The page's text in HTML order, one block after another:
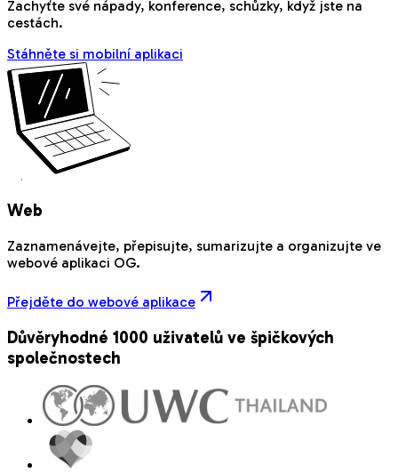
Zachyťte své nápady, konference, schůzky, když jste na
cestách.
Stáhněte si mobilní aplikaci
Web
Zaznamenávejte, přepisujte, sumarizujte a organizujte ve
webové aplikaci OG.
Přejděte do webové aplikace
Důvěryhodné 1000 uživatelů ve špičkových
společnostech